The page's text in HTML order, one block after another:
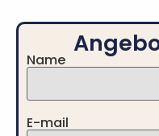
Name
E-mail